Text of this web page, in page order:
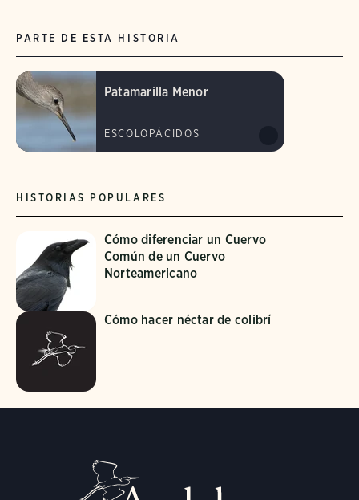
HISTORIAS POPULARES
Cómo diferenciar un Cuervo
Común de un Cuervo
Norteamericano
Cómo hacer néctar de colibrí
PARTE DE ESTA HISTORIA
Patamarilla Menor
ESCOLOPÁCIDOS